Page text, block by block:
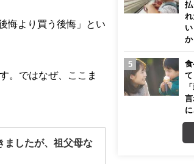
悔より買う後悔」とい
。ではなぜ、ここま
ましたが、祖父母な
払
れ
か
食
て
言